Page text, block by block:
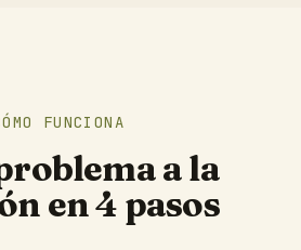
FUNCIONA
a la
en 4 pasos